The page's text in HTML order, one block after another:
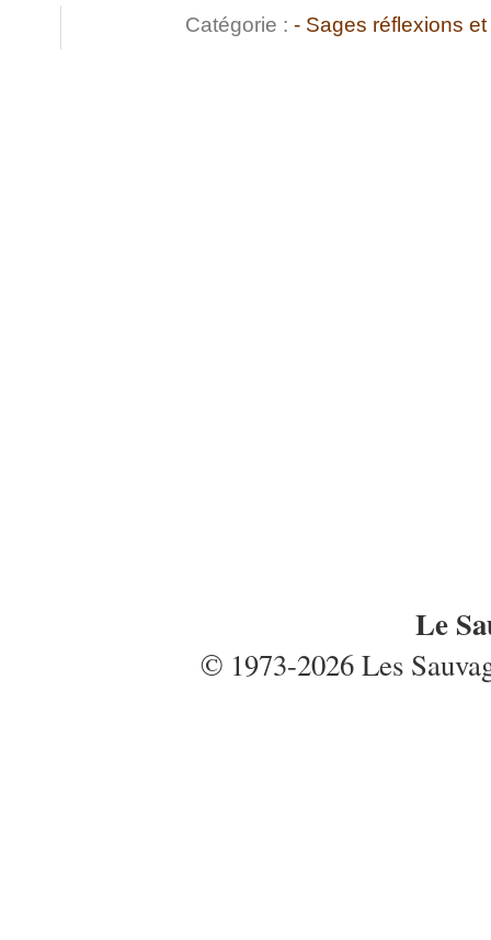
Catégorie : - Sages réflexions
Le
© 1973-2026 Les